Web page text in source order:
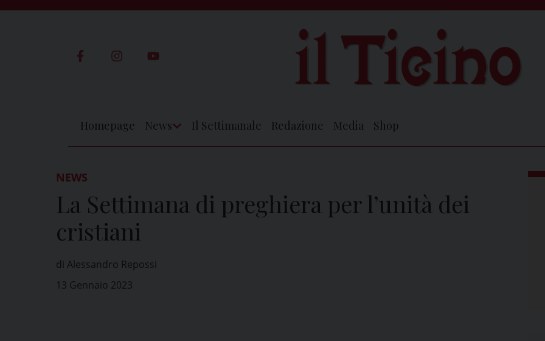
Homepage News Il Settimanale Redazione Media Shop
NEWS
La Settimana di preghiera per l’unità dei
cristiani
di Alessandro Repossi
13 Gennaio 2023